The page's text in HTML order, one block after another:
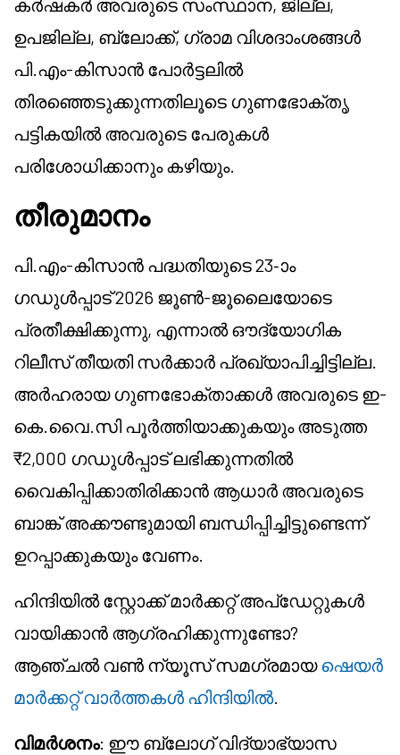
കർഷകർ അവരുടെ സംസ്ഥാന, ജില്ല,
ഉപജില്ല, ബ്ലോക്ക്, ഗ്രാമ വിശദാംശങ്ങൾ
പി.എം-കിസാൻ പോർട്ടലിൽ
തിരഞ്ഞെടുക്കുന്നതിലൂടെ ഗുണഭോക്തൃ
പട്ടികയിൽ അവരുടെ പേരുകൾ
പരിശോധിക്കാനും കഴിയും.
തീരുമാനം
പി.എം-കിസാൻ പദ്ധതിയുടെ 23-ാം
ഗഡുൾപ്പാട് 2026 ജൂൺ-ജൂലൈയോടെ
പ്രതീക്ഷിക്കുന്നു, എന്നാൽ ഔദ്യോഗിക
റിലീസ് തീയതി സർക്കാർ പ്രഖ്യാപിച്ചിട്ടില്ല.
അർഹരായ ഗുണഭോക്താക്കൾ അവരുടെ ഇ-
കെ.വൈ.സി പൂർത്തിയാക്കുകയും അടുത്ത
₹2,000 ഗഡുൾപ്പാട് ലഭിക്കുന്നതിൽ
വൈകിപ്പിക്കാതിരിക്കാൻ ആധാർ അവരുടെ
ബാങ്ക് അക്കൗണ്ടുമായി ബന്ധിപ്പിച്ചിട്ടുണ്ടെന്ന്
ഉറപ്പാക്കുകയും വേണം.
ഹിന്ദിയിൽ സ്റ്റോക്ക് മാർക്കറ്റ് അപ്ഡേറ്റുകൾ
വായിക്കാൻ ആഗ്രഹിക്കുന്നുണ്ടോ?
ആഞ്ചൽ വൺ ന്യൂസ് സമഗ്രമായഷെയർ
മാർക്കറ്റ് വാർത്തകൾ ഹിന്ദിയിൽ.
വിമർശനം: ഈ ബ്ലോഗ് വിദ്യാഭ്യാസ